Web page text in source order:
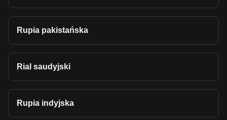
Rupia pakistańska
Rial saudyjski
Rupia indyjska